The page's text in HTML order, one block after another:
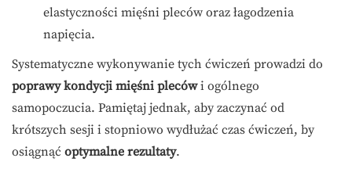
elastyczności mięśni pleców oraz łagodzenia
napięcia.
Systematyczne wykonywanie tych ćwiczeń prowadzi do
poprawy kondycji mięśni plecówi ogólnego
samopoczucia. Pamiętaj jednak, aby zaczynać od
krótszych sesji i stopniowo wydłużać czas ćwiczeń, by
osiągnąć optymalne rezultaty.